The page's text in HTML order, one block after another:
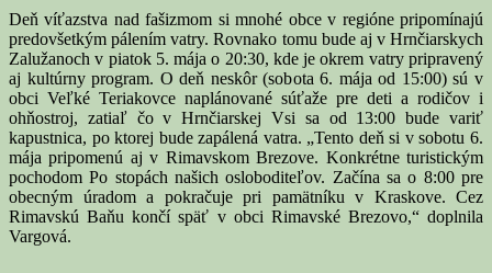
Deň víťazstva nad fašizmom si mnohé obce v regióne pripomínajú
predovšetkým pálením vatry. Rovnako tomu bude aj v Hrnčiarskych
Zalužanoch v piatok 5. mája o 20:30, kde je okrem vatry pripravený
aj kultúrny program. O deň neskôr (sobota 6. mája od 15:00) sú v
obci Veľké Teriakovce naplánované súťaže pre deti a rodičov i
ohňostroj, zatiaľ čo v Hrnčiarskej Vsi sa od 13:00 bude variť
kapustnica, po ktorej bude zapálená vatra. „Tento deň si v sobotu 6.
mája pripomenú aj v Rimavskom Brezove. Konkrétne turistickým
pochodom Po stopách našich osloboditeľov. Začína sa o 8:00 pre
obecným úradom a pokračuje pri pamätníku v Kraskove. Cez
Rimavskú Baňu končí späť v obci Rimavské Brezovo,“ doplnila
Vargová.